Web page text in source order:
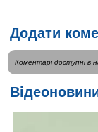
Додати
Коментарі доступні в